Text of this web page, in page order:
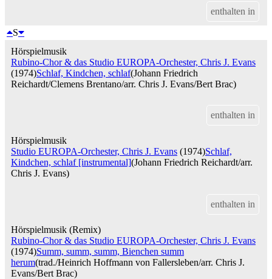
enthalten in
S
Hörspielmusik
Rubino-Chor & das Studio EUROPA-Orchester, Chris J. Evans
(1974)Schlaf, Kindchen, schlaf(Johann Friedrich
Reichardt/Clemens Brentano/arr. Chris J. Evans/Bert Brac)
enthalten in
Hörspielmusik
Studio EUROPA-Orchester, Chris J. Evans (1974)Schlaf,
Kindchen, schlaf [instrumental](Johann Friedrich Reichardt/arr.
Chris J. Evans)
enthalten in
Hörspielmusik (Remix)
Rubino-Chor & das Studio EUROPA-Orchester, Chris J. Evans
(1974)Summ, summ, summ, Bienchen summ
herum(trad./Heinrich Hoffmann von Fallersleben/arr. Chris J.
Evans/Bert Brac)